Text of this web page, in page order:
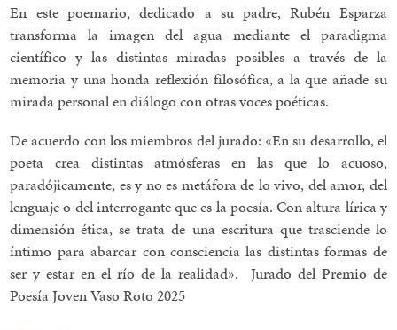
En este poemario, dedicado a su padre, Rubén Esparza
transforma la imagen del agua mediante el paradigma
científico y las distintas miradas posibles a través de la
memoria y una honda reflexión filosófica, a la que añade su
mirada personal en diálogo con otras voces poéticas.
De acuerdo con los miembros del jurado: «En su desarrollo, el
poeta crea distintas atmósferas en las que lo acuoso,
paradójicamente, es y no es metáfora de lo vivo, del amor, del
lenguaje o del interrogante que es la poesía. Con altura lírica y
dimensión ética, se trata de una escritura que trasciende lo
íntimo para abarcar con consciencia las distintas formas de
ser y estar en el río de la realidad».
Jurado del Premio de
Poesía Joven Vaso Roto 2025